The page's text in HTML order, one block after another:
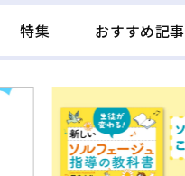
特集 おすすめ記事